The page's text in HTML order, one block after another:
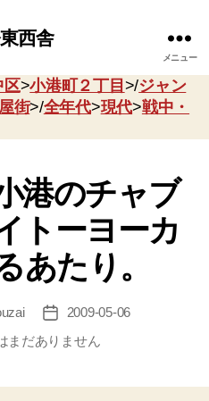
西舎
メニュー
区>小港町２丁目 >/ジャン
街>/全年代>現代>戦中・
港のチャブ
トーヨーカ
あたり。
投
稿
日
2009-05-06
まだありません